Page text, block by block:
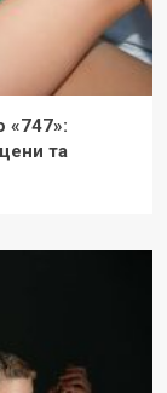
«747»:
та